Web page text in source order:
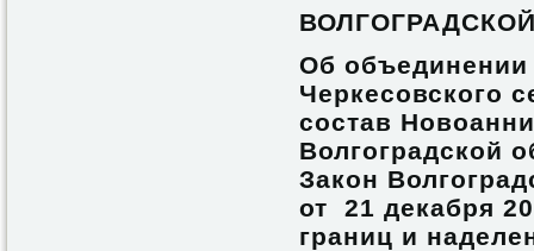
Об объединении
Черкесовского
состав
Волгоградской
Закон
от 21 декабря
границ и